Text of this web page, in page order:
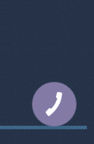
КНОПКА
ЗВ'ЯЗКУ